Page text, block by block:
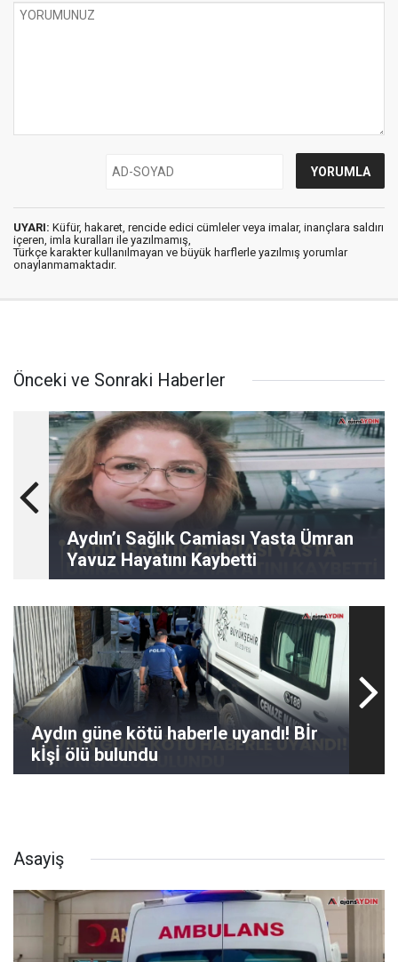
UYARI: Küfür, hakaret, rencide edici cümleler veya imalar, inançlara saldırı
içeren, imla kuralları ile yazılmamış,
Türkçe karakter kullanılmayan ve büyük harflerle yazılmış yorumlar
onaylanmamaktadır.
Önceki ve Sonraki Haberler
Aydın’ı Sağlık Camiası Yasta Ümran
Yavuz Hayatını Kaybetti
Aydın güne kötü haberle uyandı! Bİr
kİşİ ölü bulundu
Asayiş